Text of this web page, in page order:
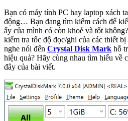
Bạn có máy tính PC hay laptop xách
động… Bạn đang tìm kiếm cách để
ấy của mình có còn khoẻ và tốt
kiểm tra tốc độ đọc/ghi của các thiết
nghe nói đến Crystal Disk Mark hỗ
hiệu quả? Hãy cùng nhau tìm hiểu về
đây của bài viết.